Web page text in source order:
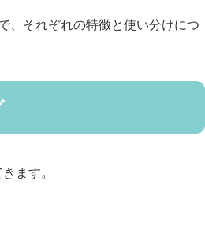
、それぞれの特徴と使い分けにつ
ます。